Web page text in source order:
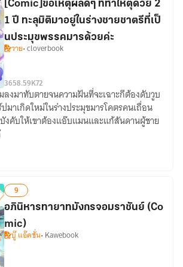
มา
11
อันดับ
[Comic]ขอเหตุผลดีๆ ที่ทำให้ตุ๊ดวัย 2
1 ปี ทะลุมิติมาอยู่ในร่างชายชาตรีที่เป็
นประมุขพรรคมารด้วยค่ะ
วาย• cloverbook
3658.59K72
ลงมาทับตายจนความฝันที่จะเฉาะกีต้องดับวูบ
มาเกิดใหม่ในร่างประมุขมารโคตรคนเถื่อน
งคับให้เขาต้องแอ๊บแมนและแก้สันดานผู้ชาย
9
อภินิหารทายาทมังกรจอมราชันย์ (Co
mic)
บู๊ แอ๊คชั่น• Kawebook